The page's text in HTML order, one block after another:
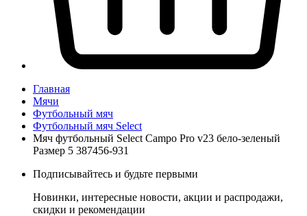
Главная
Мячи
Футбольный мяч
Футбольный мяч Select
Мяч футбольный Select Campo Pro v23 бело-зеленый
Размер 5 387456-931
Подписывайтесь и будьте первыми
Новинки, интересные новости, акции и распродажи,
скидки и рекомендации